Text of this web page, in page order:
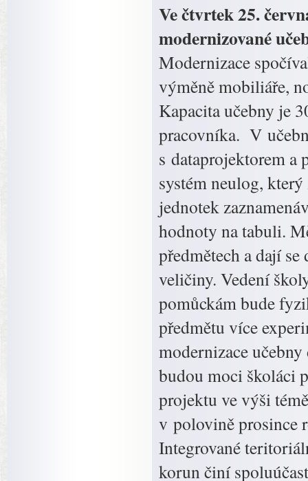
Ve čtvrtek 25.
modernizované
Modernizace
výměně mobiliáře,
Kapacita učebny je
pracovníka. V
s dataprojektorem a
systém neulog,
jednotek
hodnoty na tabuli.
předmětech a dají
veličiny. Vedení
pomůckám bude
předmětu více
modernizace
budou moci školáci
projektu ve výši
v polovině prosince
Integrované
korun činí